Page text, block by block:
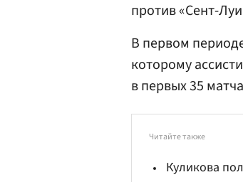
против «Сент-
В первом
которому
в первых 35
Читайте также
Куликова